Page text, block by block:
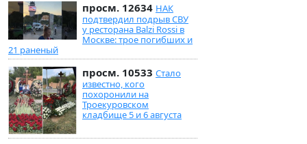
просм. 12634 НАК
подтвердил подрыв СВУ
у ресторана Balzi Rossi в
Москве: трое погибших и
21 раненый
просм. 10533 Стало
известно, кого
похоронили на
Троекуровском
кладбище 5 и 6 августа